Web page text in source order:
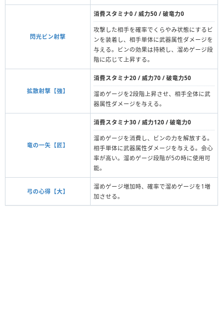
閃光ビン射撃
消費スタミナ0 / 威力50 / 破竜力0
攻撃した相手を確率でくらやみ状態にするビ
ンを装着し、相手単体に武器属性ダメージを
与える。ビンの効果は持続し、溜めゲージ段
階に応じて上昇する。
拡散射撃【強】
消費スタミナ20 / 威力70 / 破竜力50
溜めゲージを2段階上昇させ、相手全体に武
器属性ダメージを与える。
竜の一矢【匠】
消費スタミナ30 / 威力120 / 破竜力0
溜めゲージを消費し、ビンの力を解放する。
相手単体に武器属性ダメージを与える。会心
率が高い。溜めゲージ段階が5の時に使用可
能。
弓の心得【大】
溜めゲージ増加時、確率で溜めゲージを1増
加させる。